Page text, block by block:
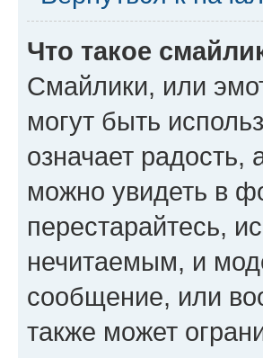
Что такое
Смайлики, или
могут быть
означает радость,
можно увидеть в
перестарайтесь,
нечитаемым, и
сообщение, или
также может